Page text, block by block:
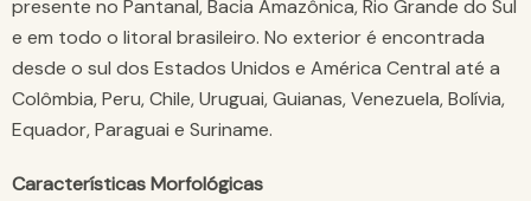
presente no Pantanal, Bacia Amazônica, Rio Grande do Sul
e em todo o litoral brasileiro. No exterior é encontrada
desde o sul dos Estados Unidos e América Central até a
Colômbia, Peru, Chile, Uruguai, Guianas, Venezuela, Bolívia,
Equador, Paraguai e Suriname.
Características Morfológicas